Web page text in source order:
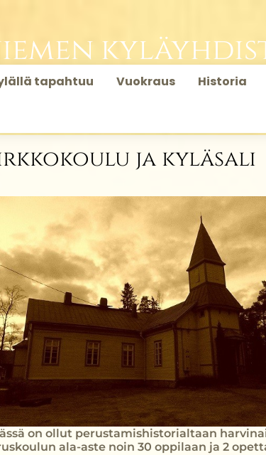
tapahtuu Vuokraus Historia
ja kyläsali
on ollut perustamishistorialtaan
ala-aste noin 30 oppilaan ja 2